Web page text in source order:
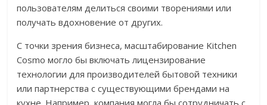
пользователям делиться своими творениями или
получать вдохновение от других.
С точки зрения бизнеса, масштабирование Kitchen
Cosmo могло бы включать лицензирование
технологии для производителей бытовой техники
или партнерства с существующими брендами на
кухне. Например, компания могла бы сотрудничать с